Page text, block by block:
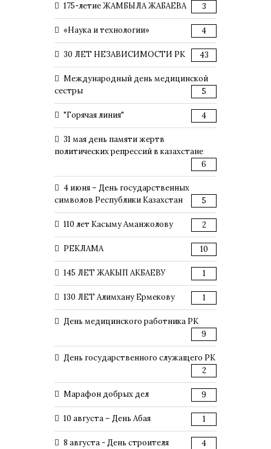
175-летие ЖАМБЫЛА ЖАБАЕВА 3
«Наука и технологии» 4
30 ЛЕТ НЕЗАВИСИМОСТИ РК 43
Международный день медицинской
сестры
5
"Горячая линия" 4
31 мая день памяти жертв
политических репрессий в казахстане
6
4 июня – День государственных
символов Республики Казахстан
5
110 лет Касыму Аманжолову 2
РЕКЛАМА 10
145 ЛЕТ ЖАКЫП АКБАЕВУ 1
130 ЛЕТ Алимхану Ермекову 1
День медицинского работника РК
9
День государственного служащего РК
2
Марафон добрых дел 9
10 августа – День Абая 1
8 августа - День строителя 4